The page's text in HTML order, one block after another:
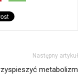
Następny artykuł
metabolizm